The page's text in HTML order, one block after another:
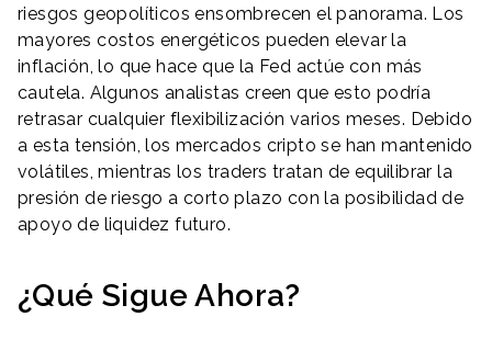
riesgos geopolíticos ensombrecen el panorama. Los
mayores costos energéticos pueden elevar la
inflación, lo que hace que la Fed actúe con más
cautela. Algunos analistas creen que esto podría
retrasar cualquier flexibilización varios meses. Debido
a esta tensión, los mercados cripto se han mantenido
volátiles, mientras los traders tratan de equilibrar la
presión de riesgo a corto plazo con la posibilidad de
apoyo de liquidez futuro.
¿Qué Sigue Ahora?